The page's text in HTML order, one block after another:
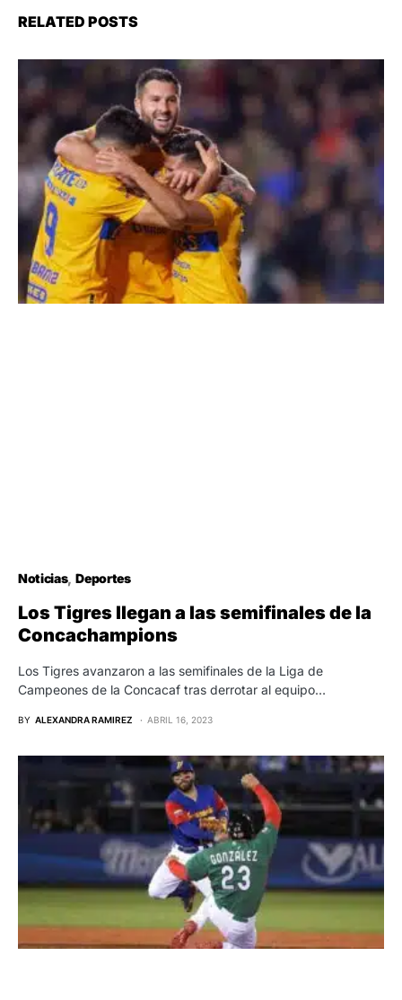
RELATED POSTS
Noticias Deportes
Los Tigres llegan a las semifinales de la
Concachampions
Los Tigres avanzaron a las semifinales de la Liga de
Campeones de la Concacaf tras derrotar al equipo…
BY ALEXANDRA RAMIREZ ABRIL 16, 2023